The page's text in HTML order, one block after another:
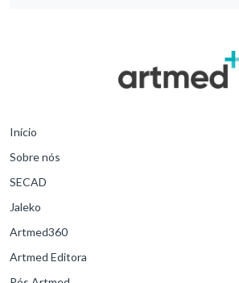
Início
Sobre nós
SECAD
Jaleko
Artmed360
Artmed Editora